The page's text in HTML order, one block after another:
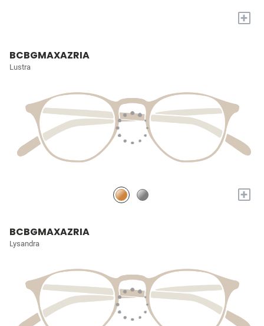
+
BCBGMAXAZRIA
Lustra
+
BCBGMAXAZRIA
Lysandra